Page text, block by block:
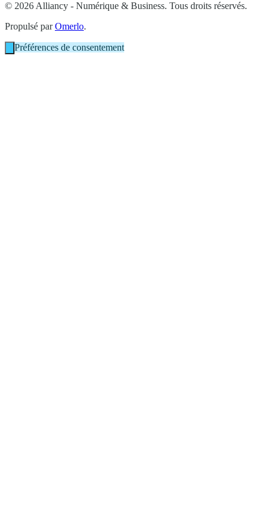
© 2026 Alliancy - Numérique & Business. Tous droits réservés.
Propulsé parOmerlo.
Préférences de consentement